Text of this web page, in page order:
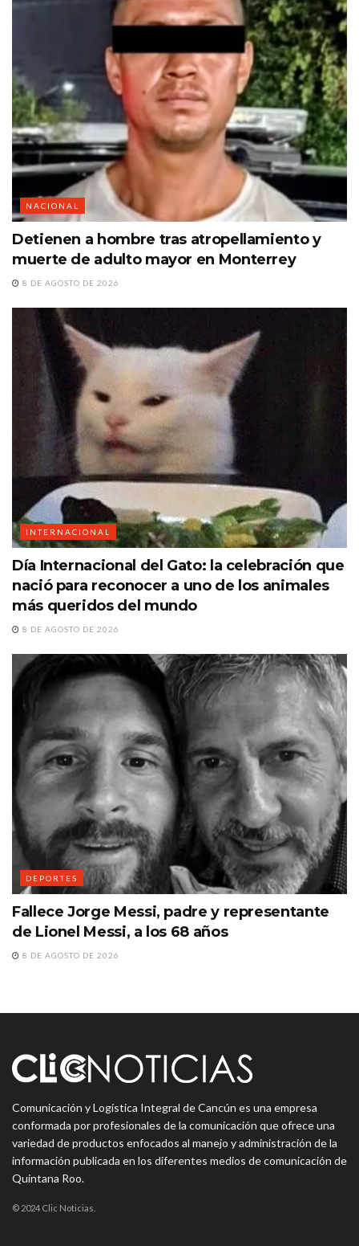
NACIONAL
Detienen a hombre tras atropellamiento y
muerte de adulto mayor en Monterrey
8 DE AGOSTO DE 2026
INTERNACIONAL
Día Internacional del Gato: la celebración que
nació para reconocer a uno de los animales
más queridos del mundo
8 DE AGOSTO DE 2026
DEPORTES
Fallece Jorge Messi, padre y representante
de Lionel Messi, a los 68 años
8 DE AGOSTO DE 2026
Comunicación y Logística Integral de Cancún es una empresa
conformada por profesionales de la comunicación que ofrece una
variedad de productos enfocados al manejo y administración de la
información publicada en los diferentes medios de comunicación de
Quintana Roo.
© 2024 Clic Noticias.